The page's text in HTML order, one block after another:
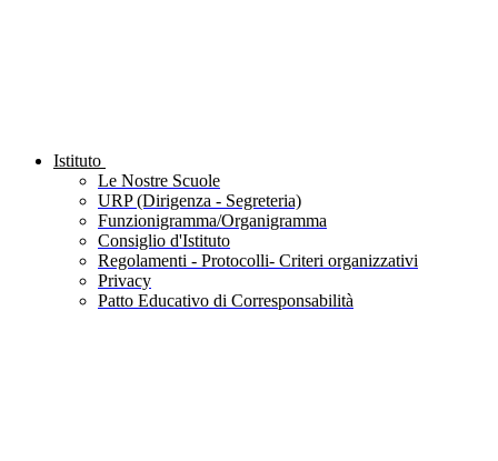
Istituto
Le Nostre Scuole
URP (Dirigenza - Segreteria)
Funzionigramma/Organigramma
Consiglio d'Istituto
Regolamenti - Protocolli- Criteri organizzativi
Privacy
Patto Educativo di Corresponsabilità